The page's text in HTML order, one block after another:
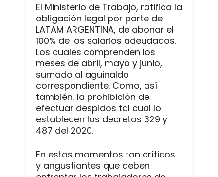
El Ministerio de Trabajo, ratifica la
obligación legal por parte de
LATAM ARGENTINA, de abonar el
100% de los salarios adeudados.
Los cuales comprenden los
meses de abril, mayo y junio,
sumado al aguinaldo
correspondiente. Como, así
también, la prohibición de
efectuar despidos tal cual lo
establecen los decretos 329 y
487 del 2020.
En estos momentos tan críticos
y angustiantes que deben